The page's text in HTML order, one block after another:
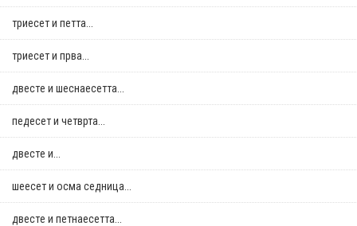
триесет и петта...
триесет и прва...
двестe и шеснаесетта...
педесет и четврта...
двестe и...
шеесет и осма седница...
двестe и петнаесетта...